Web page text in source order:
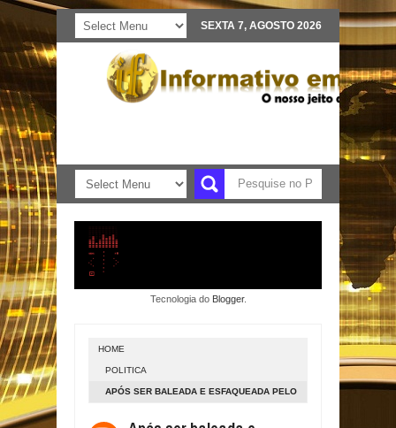
SEXTA 7, AGOSTO 2026
Tecnologia do Blogger.
HOME
POLITICA
APÓS SER BALEADA E ESFAQUEADA PELO